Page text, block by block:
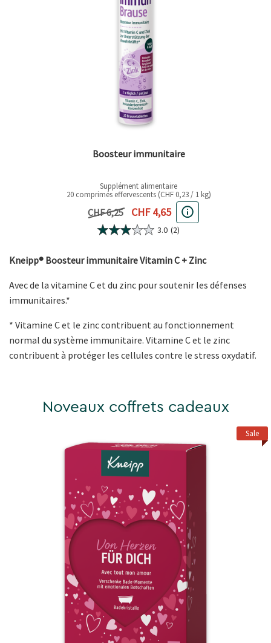
Boosteur immunitaire
Supplément alimentaire
20 comprimés effervescents (CHF 0,23 / 1 kg)
Prix précédent
CHF 6,25 Prix actuel
CHF 4,65
3.0 (2)
Kneipp® Boosteur immunitaire Vitamin C + Zinc
Avec de la vitamine C et du zinc pour soutenir les défenses
immunitaires.*
* Vitamine C et le zinc contribuent au fonctionnement
normal du système immunitaire. Vitamine C et le zinc
contribuent à protéger les cellules contre le stress oxydatif.
Noveaux coffrets cadeaux
Sale